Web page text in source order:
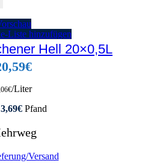
Liste hinzufügen
Hell 20×0,5L
€
€/Liter
3,69€Pfand
Versand